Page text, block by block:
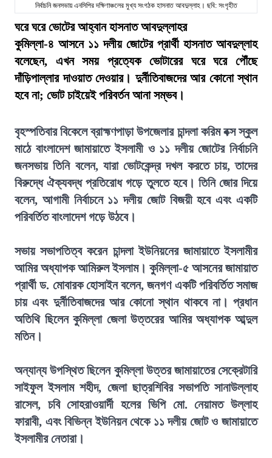
নির্বাচনি জনসভায় এনসিপির দক্ষিণাঞ্চলের মুখ্য সংগঠক হাসনাত আবদুল্লাহ। ছবি: সংগৃহীত
ঘরে ঘরে ভোটের আহ্বান হাসনাত আবদুল্লাহর
কুমিল্লা-৪ আসনে ১১ দলীয় জোটের প্রার্থী হাসনাত আবদুল্লাহ
বলেছেন, এখন সময় প্রত্যেক ভোটারের ঘরে ঘরে পৌঁছে
দাঁড়িপাল্লার দাওয়াত দেওয়ার। দুর্নীতিবাজদের আর কোনো স্থান
হবে না; ভোট চাইয়েই পরিবর্তন আনা সম্ভব।
বৃহস্পতিবার বিকেলে ব্রাহ্মণপাড়া উপজেলার চান্দলা করিম বক্স স্কুল
মাঠে বাংলাদেশ জামায়াতে ইসলামী ও ১১ দলীয় জোটের নির্বাচনি
জনসভায় তিনি বলেন, যারা ভোটকেন্দ্র দখল করতে চায়, তাদের
বিরুদ্ধে ঐক্যবদ্ধ প্রতিরোধ গড়ে তুলতে হবে। তিনি জোর দিয়ে
বলেন, আগামী নির্বাচনে ১১ দলীয় জোট বিজয়ী হবে এবং একটি
পরিবর্তিত বাংলাদেশ গড়ে উঠবে।
সভায় সভাপতিত্ব করেন চান্দলা ইউনিয়নের জামায়াতে ইসলামীর
আমির অধ্যাপক আমিরুল ইসলাম। কুমিল্লা-৫ আসনের জামায়াত
প্রার্থী ড. মোবারক হোসাইন বলেন, জনগণ একটি পরিবর্তিত সমাজ
চায় এবং দুর্নীতিবাজদের আর কোনো স্থান থাকবে না। প্রধান
অতিথি ছিলেন কুমিল্লা জেলা উত্তরের আমির অধ্যাপক আব্দুল
মতিন।
অন্যান্য উপস্থিত ছিলেন কুমিল্লা উত্তর জামায়াতের সেক্রেটারি
সাইফুল ইসলাম শহীদ, জেলা ছাত্রশিবির সভাপতি সানাউল্লাহ
রাসেল, চবি সোহরাওয়ার্দী হলের ভিপি মো. নেয়ামত উল্লাহ
ফারাবী, এবং বিভিন্ন ইউনিয়ন থেকে ১১ দলীয় জোট ও জামায়াতে
ইসলামীর নেতারা।